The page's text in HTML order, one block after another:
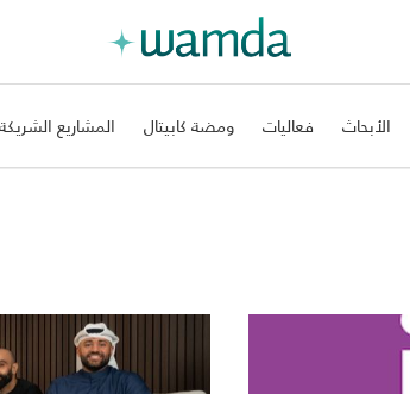
الأبحاث فعاليات ومضة كابيتال المشاريع الشريكة